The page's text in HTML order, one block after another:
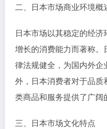
二、日本市场商业环境概
日本市场以其稳定的经
增长的消费能力而著称
律法规健全，为国内外
外，日本消费者对于品
类商品和服务提供了广阔
三、日本市场文化特点